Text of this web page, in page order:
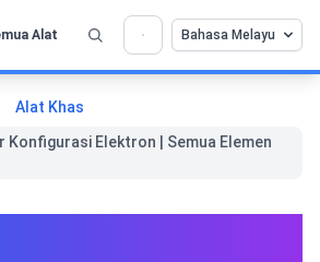
Alat Bahasa Melayu
Alat Khas
Konfigurasi Elektron | Semua Elemen
ini? Bantu kami menjadikannya
×
→